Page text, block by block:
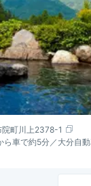
院町川上2378-1
ら車で約5分／大分自